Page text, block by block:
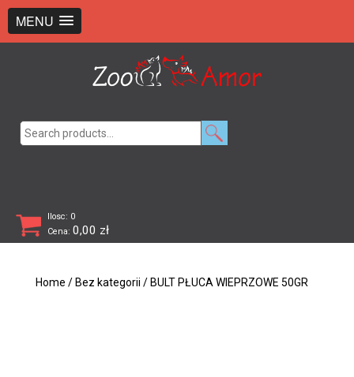
MENU
Ilosc: 0
Cena: 0,00 zł
Home / Bez kategorii / BULT PŁUCA WIEPRZOWE 50GR